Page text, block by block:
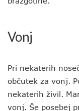
Vonj
Pri nekaterih
občutek za vonj.
nekaterih živil.
vonj. Še posebej